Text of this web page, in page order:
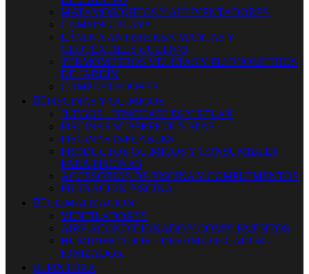
MATAMOSQUITOS Y AHUYENTADORES
CAMPING-PLAYA
LÁMINA ANTIHIERBA MANTAS Y
GEOTÉXTILES CULTIVO
TERMOMETROS VELETAS Y PLUVIÓMETROS
DE JARDÍN
COMPOSTADORES
 PISCINAS Y QUIMICOS
JUEGOS - HINCHABLES Y RELAX
PISCINAS SUPERFICIE Y SPAS
PISCINAS INFLABLES
PRODUCTOS QUIMICOS Y CONSUMIBLES
PARA PISCINAS
ACCESORIOS DE PISCINA Y COMPLEMENTOS
FILTRACION PISCINA
 CLIMATIZACION
VENTILADORES
AIRE ACONDICIONADO Y COMPLEMENTOS
HUMIDIFICADOR - DESUMIDIFICADOR -
IONIZADOR
 PINTURA